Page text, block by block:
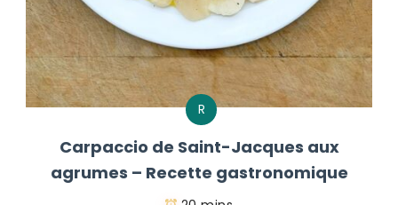
R
Carpaccio de Saint-Jacques aux
agrumes – Recette gastronomique